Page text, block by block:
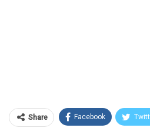
Share Facebook